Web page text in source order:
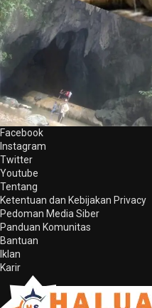
Facebook
Instagram
Twitter
Youtube
Tentang
Ketentuan dan Kebijakan Privacy
Pedoman Media Siber
Panduan Komunitas
Bantuan
Iklan
Karir